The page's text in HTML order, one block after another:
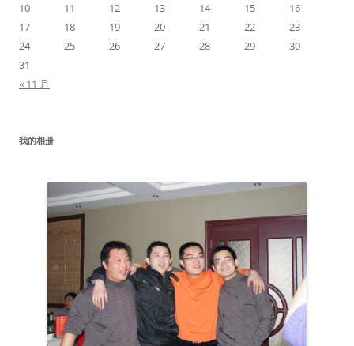
10
11 12 13 14 15
16
17
18 19 20 21 22
23
24
25 26 27 28 29
30
31
« 11 月
我的相册